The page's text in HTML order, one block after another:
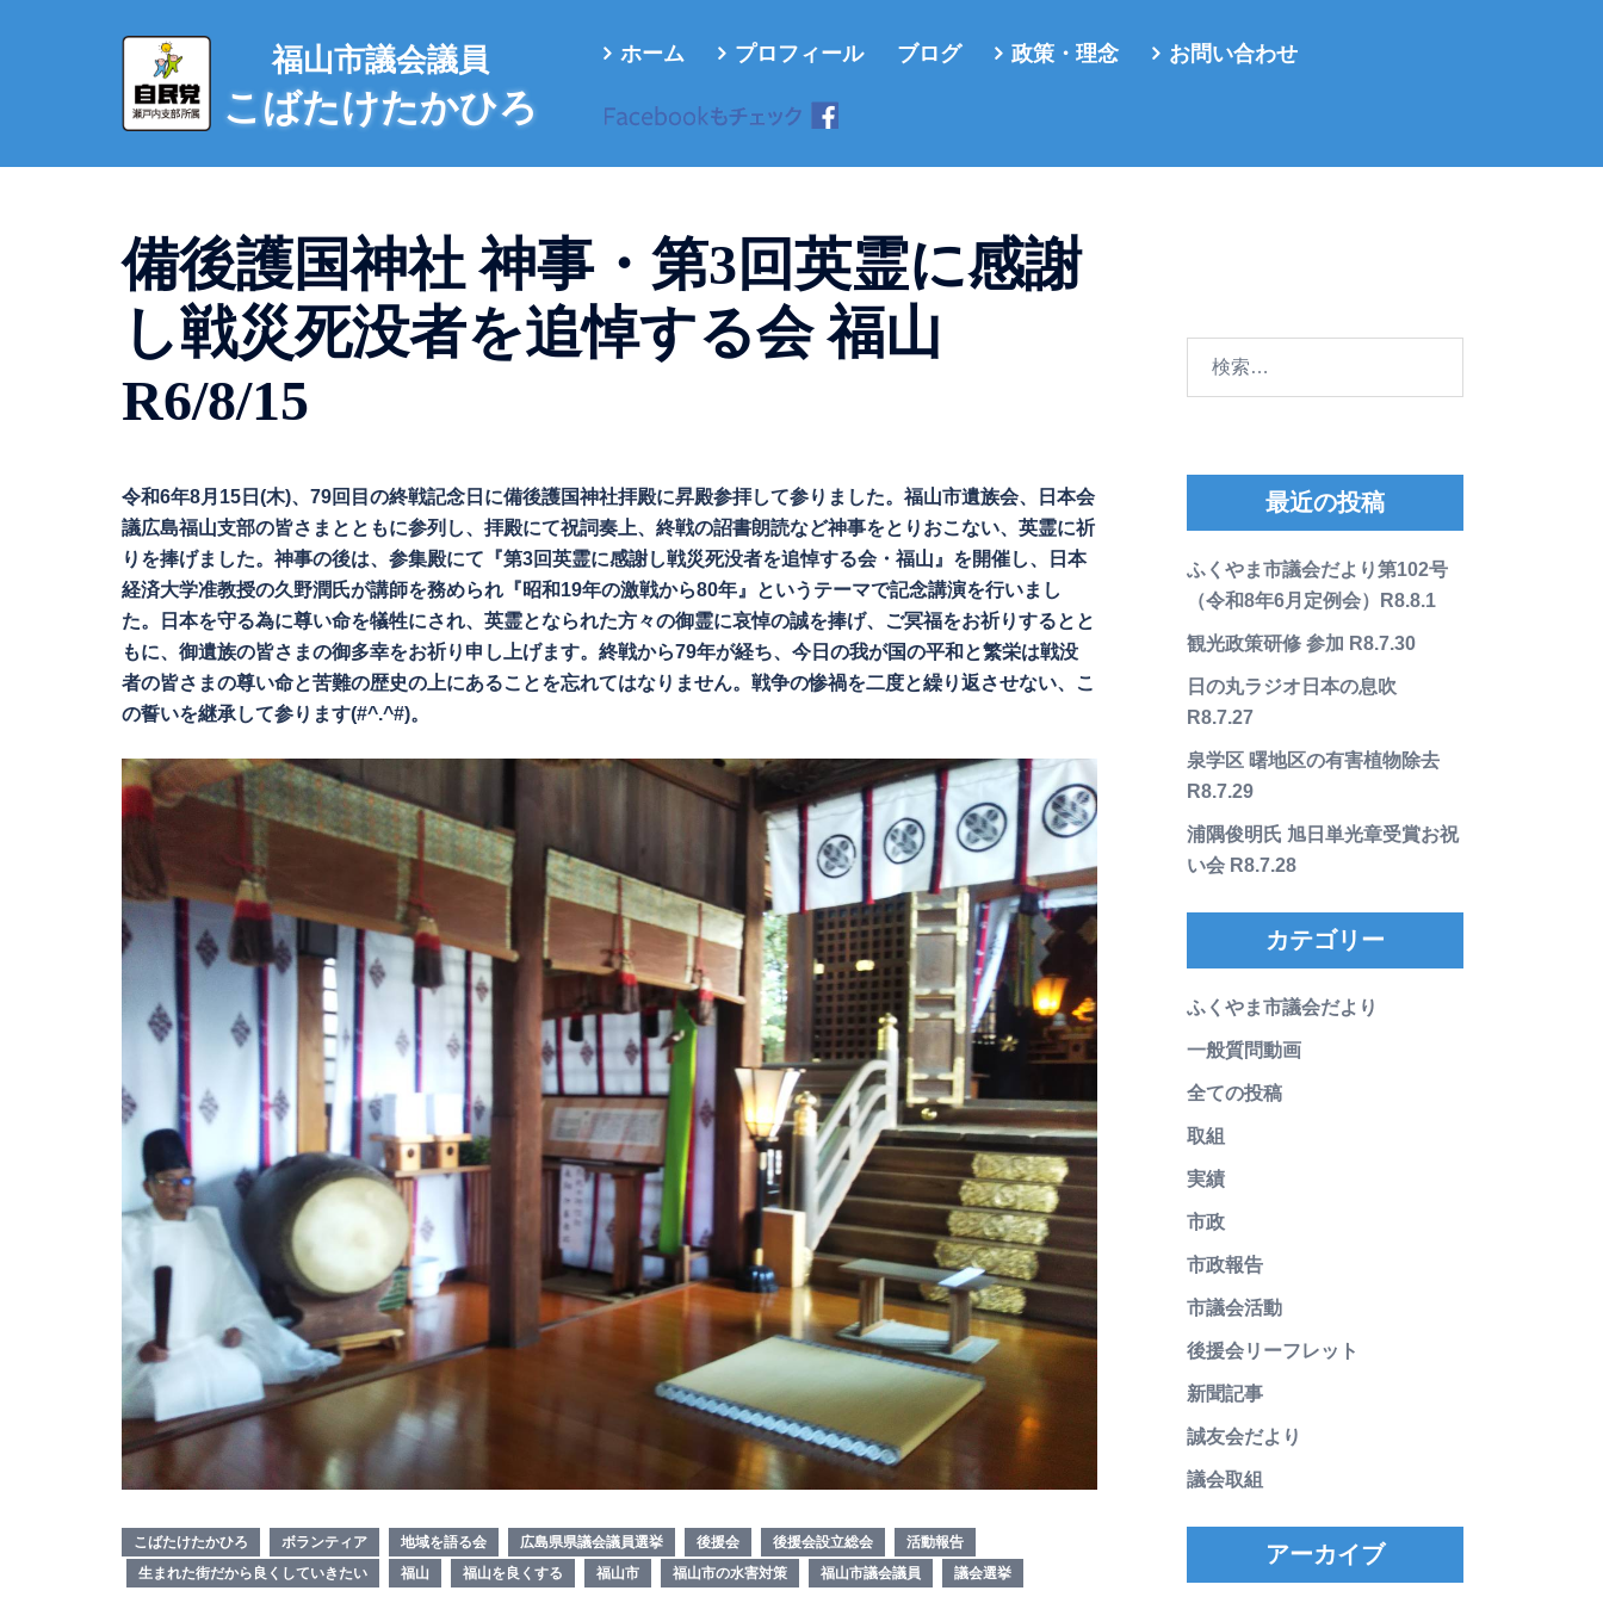
へ
福山市議会議員
こばたけたかひろ
ホーム プロフィール ブログ 政策・理念 お問い合わせ
備後護国神社 神事・第3回英霊に感謝
し戦災死没者を追悼する会 福山
R6/8/15
令和6年8月15日(木)、79回目の終戦記念日に備後護国神社拝殿に昇殿参拝して参りました。福山市遺族会、日本会
議広島福山支部の皆さまとともに参列し、拝殿にて祝詞奏上、終戦の詔書朗読など神事をとりおこない、英霊に祈
りを捧げました。神事の後は、参集殿にて『第3回英霊に感謝し戦災死没者を追悼する会・福山』を開催し、日本
経済大学准教授の久野潤氏が講師を務められ『昭和19年の激戦から80年』というテーマで記念講演を行いまし
た。日本を守る為に尊い命を犠牲にされ、英霊となられた方々の御霊に哀悼の誠を捧げ、ご冥福をお祈りするとと
もに、御遺族の皆さまの御多幸をお祈り申し上げます。終戦から79年が経ち、今日の我が国の平和と繁栄は戦没
者の皆さまの尊い命と苦難の歴史の上にあることを忘れてはなりません。戦争の惨禍を二度と繰り返させない、こ
の誓いを継承して参ります(#^.^#)。
こばたけたかひろ ボランティア 地域を語る会 広島県県議会議員選挙 後援会 後援会設立総会
活動報告
生まれた街だから良くしていきたい
福山 福山を良くする 福山市 福山市の水害対策 福山市議会議員 議会選挙
最近の投稿
ふくやま市議会だより第102号
（令和8年6月定例会）R8.8.1
観光政策研修 参加 R8.7.30
日の丸ラジオ日本の息吹
R8.7.27
泉学区 曙地区の有害植物除去
R8.7.29
浦隅俊明氏 旭日単光章受賞お祝
い会 R8.7.28
カテゴリー
ふくやま市議会だより
一般質問動画
全ての投稿
取組
実績
市政
市政報告
市議会活動
後援会リーフレット
新聞記事
誠友会だより
議会取組
アーカイブ